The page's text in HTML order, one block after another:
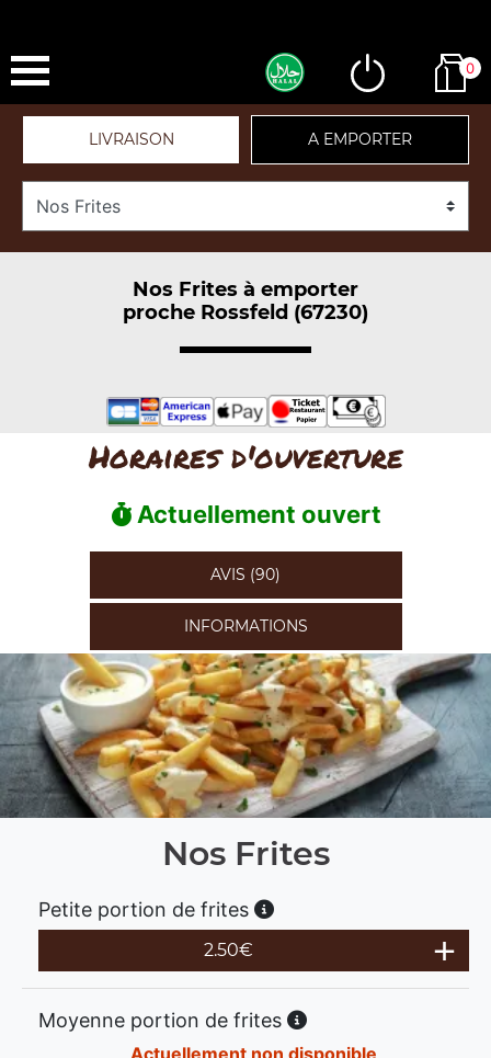
0
LIVRAISON A EMPORTER
Nos Frites à emporter
proche Rossfeld (67230)
Horaires d'ouverture
Actuellement ouvert
AVIS (90)
INFORMATIONS
Nos Frites
Petite portion de frites
2.50€
Moyenne portion de frites
Actuellement non disponible